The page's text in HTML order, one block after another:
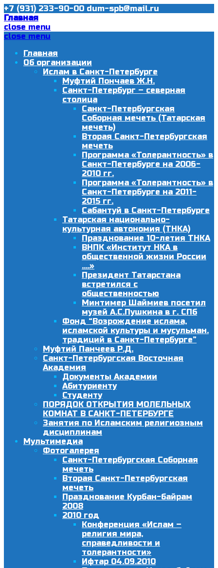
+7 (931) 233-90-00 dum-spb@mail.ru
Главная
close menu
close menu
Главная
Об организации
Ислам в Санкт-Петербурге
Муфтий Пончаев Ж.Н.
Санкт-Петербург – северная
столица
Санкт-Петербургская
Соборная мечеть (Татарская
мечеть)
Вторая Санкт-Петербургская
мечеть
Программа «Толерантность» в
Санкт-Петербурге на 2006-
2010 гг.
Программа «Толерантность» в
Санкт-Петербурге на 2011-
2015 гг.
Сабантуй в Санкт-Петербурге
Татарская национально-
культурная автономия (ТНКА)
Празднование 10-летия ТНКА
ВНПК «Институт НКА в
общественной жизни России
….»
Президент Татарстана
встретился с
общественностью
Минтимер Шаймиев посетил
музей А.С.Пушкина в г. СПб
Фонд “Возрождение ислама,
исламской культуры и мусульман.
традиций в Санкт-Петербурге”
Муфтий Панчеев Р.Д.
Санкт-Петербургская Восточная
Академия
Документы Академии
Абитуриенту
Студенту
ПОРЯДОК ОТКРЫТИЯ МОЛЕЛЬНЫХ
КОМНАТ В САНКТ-ПЕТЕРБУРГЕ
Занятия по Исламским религиозным
дисциплинам
Мультимедиа
Фотогалерея
Санкт-Петербургская Соборная
мечеть
Вторая Санкт-Петербургская
мечеть
Празднование Курбан-байрам
2008
2010 год
Конференция «Ислам –
религия мира,
справедливости и
толерантности»
Ифтар 04.09.2010